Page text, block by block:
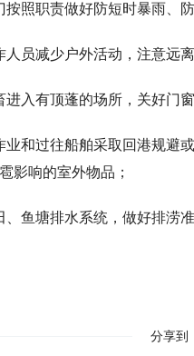
按照职责做好防短时暴雨、
人员减少户外活动，注意远
进入有顶蓬的场所，关好门窗
业和过往船舶采取回港规避
影响的室外物品；
、鱼塘排水系统，做好排涝
分享到